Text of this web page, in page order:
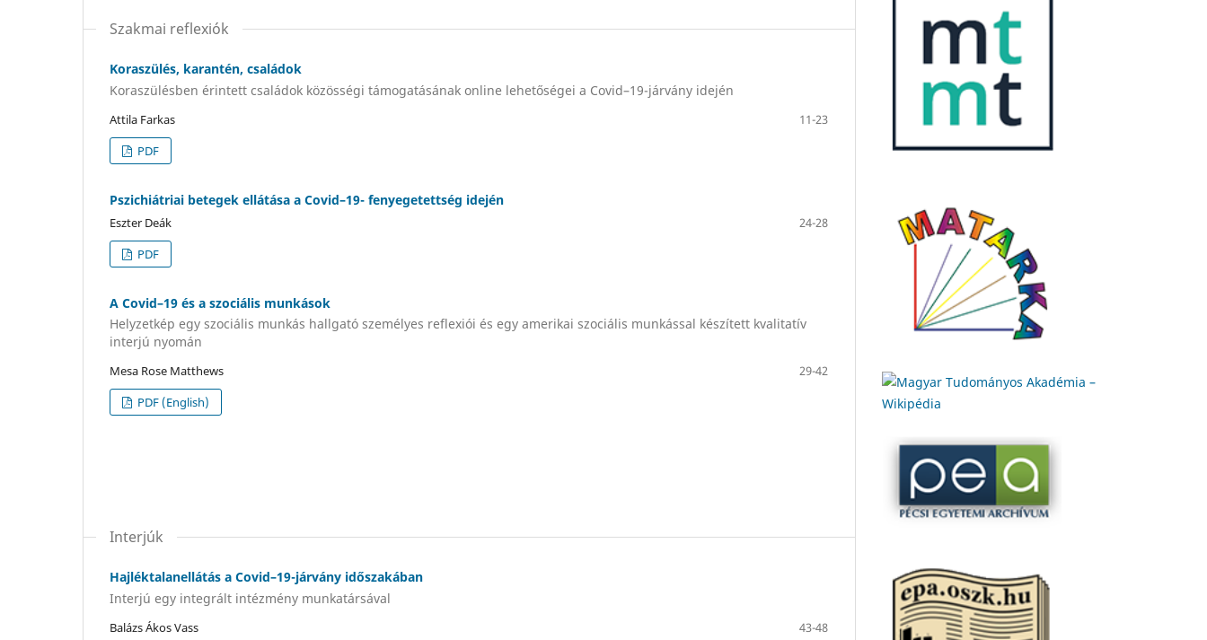
Szakmai reflexiók
Koraszülés, karantén, családok
Koraszülésben érintett családok közösségi támogatásának online lehetőségei a Covid–19-járvány idején
Attila Farkas
11-23
PDF
Pszichiátriai betegek ellátása a Covid–19- fenyegetettség idején
Eszter Deák
24-28
PDF
A Covid–19 és a szociális munkások
Helyzetkép egy szociális munkás hallgató személyes reflexiói és egy amerikai szociális munkással készített kvalitatív
interjú nyomán
Mesa Rose Matthews
29-42
PDF (English)
Interjúk
Hajléktalanellátás a Covid–19-járvány időszakában
Interjú egy integrált intézmény munkatársával
Balázs Ákos Vass
43-48